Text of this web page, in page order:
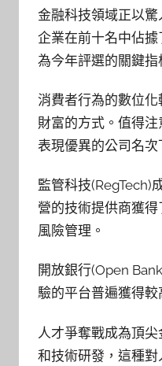
金融科技領域正以
企業在前十名中佔
為今年評選的關鍵
消費者行為的數位
財富的方式。值得
表現優異的公司名次
監管科技(RegTech)
營的技術提供商獲
風險管理。
開放銀行(Open
驗的平台普遍獲得
人才爭奪戰成為頂
和技術研發，這種